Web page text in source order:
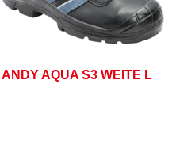
ANDY AQUA S3 WEITE L